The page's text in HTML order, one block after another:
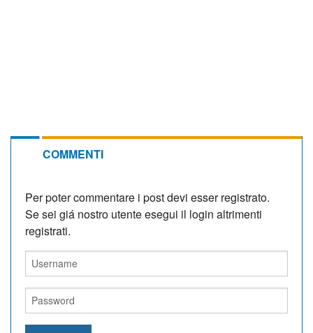
COMMENTI
Per poter commentare i post devi esser registrato.
Se sei giá nostro utente esegui il login altrimenti
registrati.